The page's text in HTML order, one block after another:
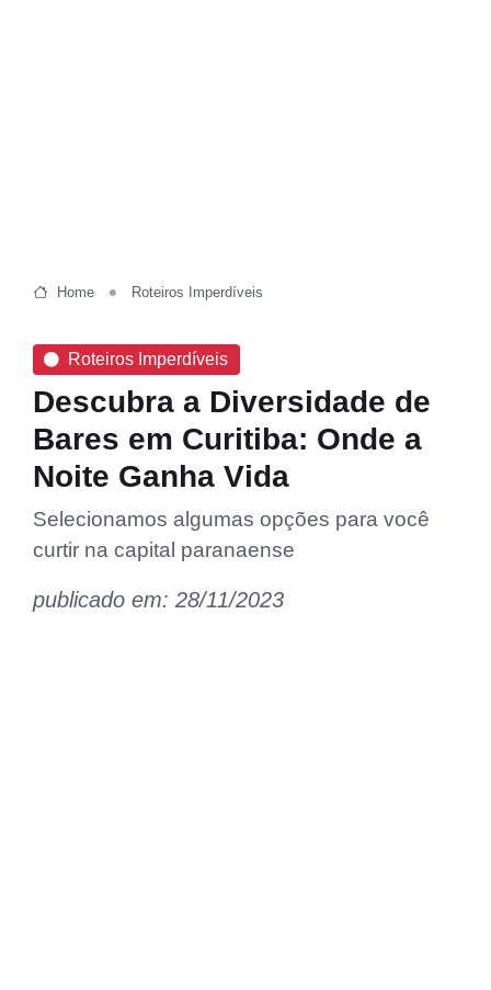
Home Roteiros Imperdíveis
Roteiros Imperdíveis
Descubra a Diversidade de
Bares em Curitiba: Onde a
Noite Ganha Vida
Selecionamos algumas opções para você
curtir na capital paranaense
publicado em: 28/11/2023